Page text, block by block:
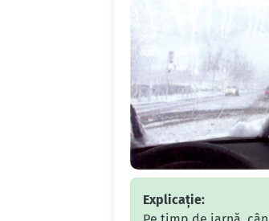
Explicație: